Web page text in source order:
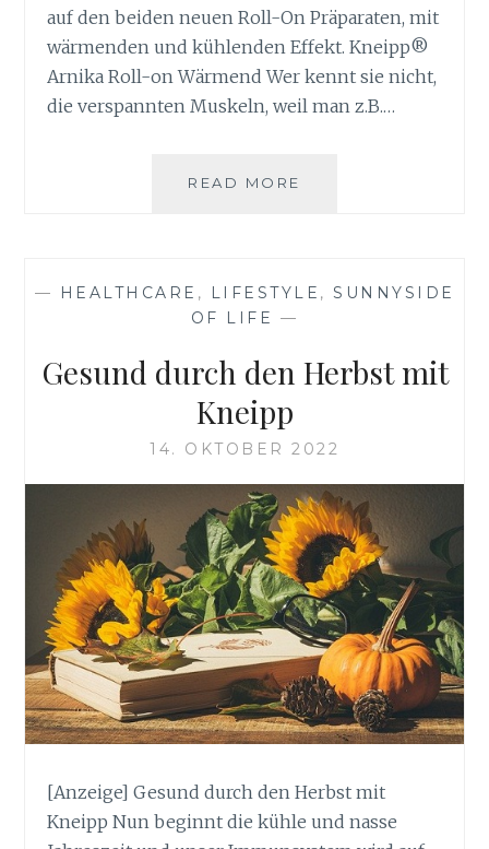
auf den beiden neuen Roll-On Präparaten, mit
wärmenden und kühlenden Effekt. Kneipp®
Arnika Roll-on Wärmend Wer kennt sie nicht,
die verspannten Muskeln, weil man z.B.…
READ MORE
— HEALTHCARE , LIFESTYLE , SUNNYSIDE
OF LIFE —
Gesund durch den Herbst mit
Kneipp
14. OKTOBER 2022
[Anzeige] Gesund durch den Herbst mit
Kneipp Nun beginnt die kühle und nasse